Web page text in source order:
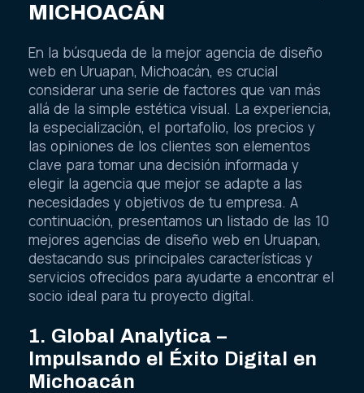
MICHOACÁN
En la búsqueda de la mejor agencia de diseño
web en Uruapan, Michoacán, es crucial
considerar una serie de factores que van más
allá de la simple estética visual. La experiencia,
la especialización, el portafolio, los precios y
las opiniones de los clientes son elementos
clave para tomar una decisión informada y
elegir la agencia que mejor se adapte a las
necesidades y objetivos de tu empresa. A
continuación, presentamos un listado de las 10
mejores agencias de diseño web en Uruapan,
destacando sus principales características y
servicios ofrecidos para ayudarte a encontrar el
socio ideal para tu proyecto digital.
1. Global Analytica –
Impulsando el Éxito Digital en
Michoacán